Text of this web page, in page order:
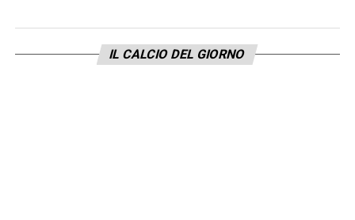
IL CALCIO DEL GIORNO